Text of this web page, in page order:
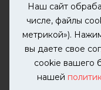
Наш сайт
числе, файлы
метрикой»).
вы даете свое
cookie вашего
нашей
2026 ©
автомобилей. Вся